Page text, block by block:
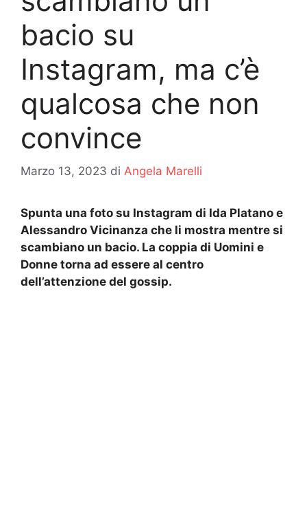
bacio su
Instagram, ma c’è
qualcosa che non
convince
Marzo 13, 2023 di Angela Marelli
Spunta una foto su Instagram di Ida Platano e
Alessandro Vicinanza che li mostra mentre si
scambiano un bacio. La coppia di Uomini e
Donne torna ad essere al centro
dell’attenzione del gossip.